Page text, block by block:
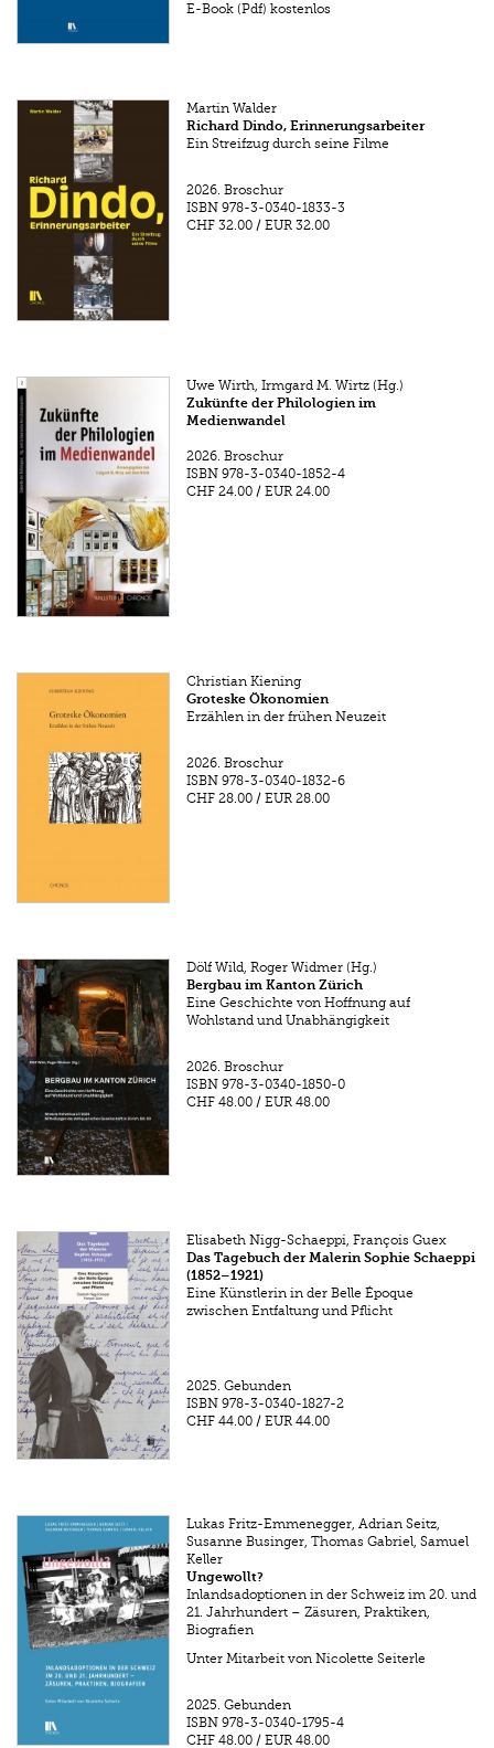
E-Book (Pdf) kostenlos
Martin Walder
Richard Dindo, Erinnerungsarbeiter
Ein Streifzug durch seine Filme
2026. Broschur
ISBN 978-3-0340-1833-3
CHF 32.00 /EUR 32.00
Uwe Wirth, Irmgard M. Wirtz (Hg.)
Zukünfte der Philologien im
Medienwandel
2026. Broschur
ISBN 978-3-0340-1852-4
CHF 24.00 /EUR 24.00
Christian Kiening
Groteske Ökonomien
Erzählen in der frühen Neuzeit
2026. Broschur
ISBN 978-3-0340-1832-6
CHF 28.00 /EUR 28.00
Dölf Wild, Roger Widmer (Hg.)
Bergbau im Kanton Zürich
Eine Geschichte von Hoffnung auf
Wohlstand und Unabhängigkeit
2026. Broschur
ISBN 978-3-0340-1850-0
CHF 48.00 /EUR 48.00
Elisabeth Nigg-Schaeppi, François Guex
Das Tagebuch der Malerin Sophie Schaeppi
(1852–1921)
Eine Künstlerin in der Belle Époque
zwischen Entfaltung und Pflicht
2025. Gebunden
ISBN 978-3-0340-1827-2
CHF 44.00 /EUR 44.00
Lukas Fritz-Emmenegger, Adrian Seitz,
Susanne Businger, Thomas Gabriel, Samuel
Keller
Ungewollt?
Inlandsadoptionen in der Schweiz im 20. und
21. Jahrhundert – Zäsuren, Praktiken,
Biografien
Unter Mitarbeit von Nicolette Seiterle
2025. Gebunden
ISBN 978-3-0340-1795-4
CHF 48.00 /EUR 48.00